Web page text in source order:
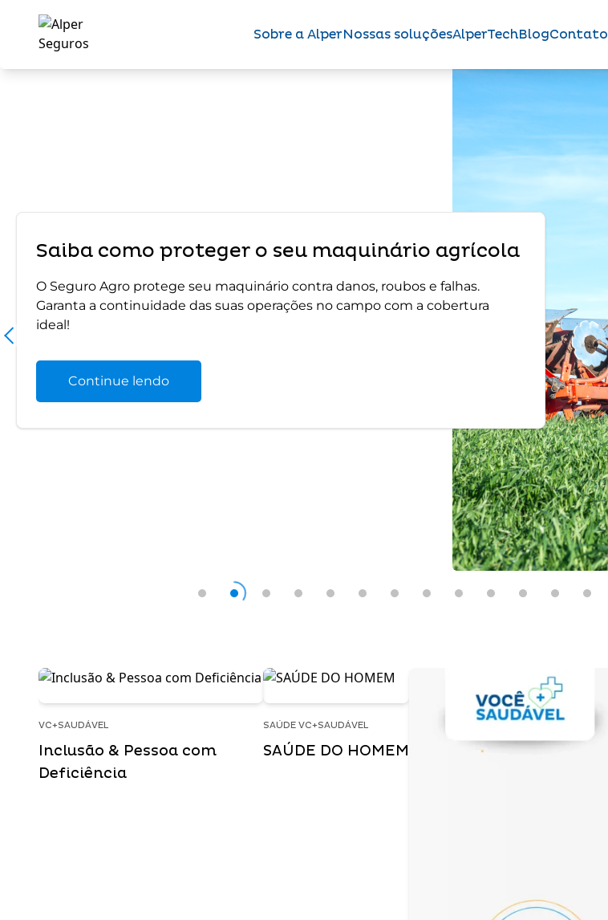
Sobre a AlperNossas soluçõesAlperTechBlogContato
Saiba como proteger o seu maquinário agrícola
O Seguro Agro protege seu maquinário contra danos, roubos e falhas.
Garanta a continuidade das suas operações no campo com a cobertura
ideal!
Continue lendo
VC+SAUDÁVEL
Inclusão & Pessoa com
Deficiência
SAÚDE VC+SAUDÁVEL
SAÚDE DO HOMEM